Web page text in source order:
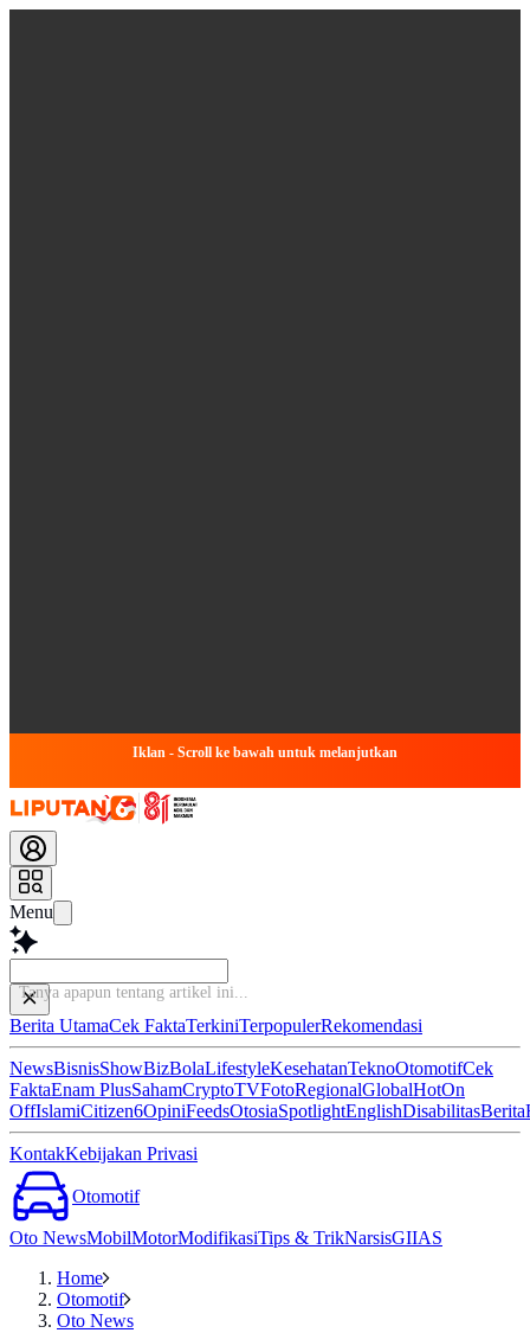
Iklan - Scroll ke bawah untuk melanjutkan
Menu
Tanya
Berita UtamaCek FaktaTerkiniTerpopulerRekomendasi
NewsBisnisShowBizBolaLifestyleKesehatanTeknoOtomotifCek
FaktaEnam PlusSahamCryptoTVFotoRegionalGlobalHotOn
OffIslamiCitizen6OpiniFeedsOtosiaSpotlightEnglishDisabilitasBerita
KontakKebijakan Privasi
Otomotif
Oto NewsMobilMotorModifikasiTips & TrikNarsisGIIAS
Home
Otomotif
Oto News